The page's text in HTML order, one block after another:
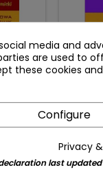
(0)
media and
are used to
these cookies
Configure
Privacy
last updated